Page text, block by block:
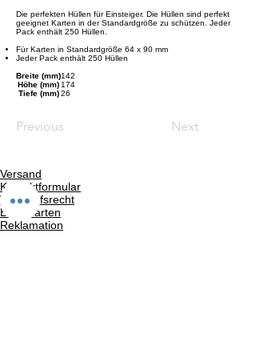
Die perfekten Hüllen für Einsteiger. Die Hüllen sind perfekt
geeignet Karten in der Standardgröße zu schützen. Jeder
Pack enthält 250 Hüllen.
Für Karten in Standardgröße 64 x 90 mm
Jeder Pack enthält 250 Hüllen
Breite (mm)142
Höhe (mm) 174
Tiefe (mm) 26
Previous Next
Versand
Kontaktformular
Widerrufsrecht
Bezahlarten
Reklamation